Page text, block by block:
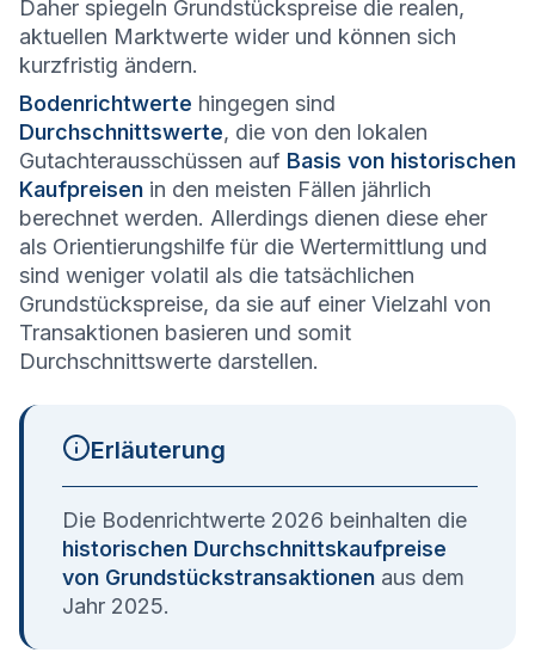
Daher spiegeln Grundstückspreise die realen,
aktuellen Marktwerte wider und können sich
kurzfristig ändern.
Bodenrichtwerte hingegen sind
Durchschnittswerte, die von den lokalen
Gutachterausschüssen auf Basis von historischen
Kaufpreisen in den meisten Fällen jährlich
berechnet werden. Allerdings dienen diese eher
als Orientierungshilfe für die Wertermittlung und
sind weniger volatil als die tatsächlichen
Grundstückspreise, da sie auf einer Vielzahl von
Transaktionen basieren und somit
Durchschnittswerte darstellen.
Erläuterung
Die Bodenrichtwerte 2026 beinhalten die
historischen Durchschnittskaufpreise
von Grundstückstransaktionen aus dem
Jahr 2025.